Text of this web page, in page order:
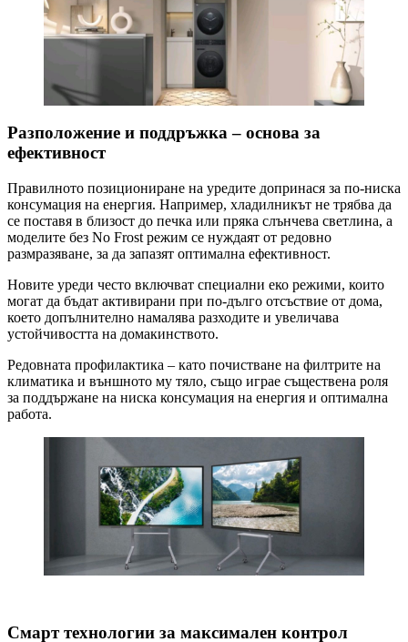
Разположение и поддръжка – основа за
ефективност
Правилното позициониране на уредите допринася за по-ниска
консумация на енергия. Например, хладилникът не трябва да
се поставя в близост до печка или пряка слънчева светлина, а
моделите без No Frost режим се нуждаят от редовно
размразяване, за да запазят оптимална ефективност.
Новите уреди често включват специални еко режими, които
могат да бъдат активирани при по-дълго отсъствие от дома,
което допълнително намалява разходите и увеличава
устойчивостта на домакинството.
Редовната профилактика – като почистване на филтрите на
климатика и външното му тяло, също играе съществена роля
за поддържане на ниска консумация на енергия и оптимална
работа.
Смарт технологии за максимален контрол